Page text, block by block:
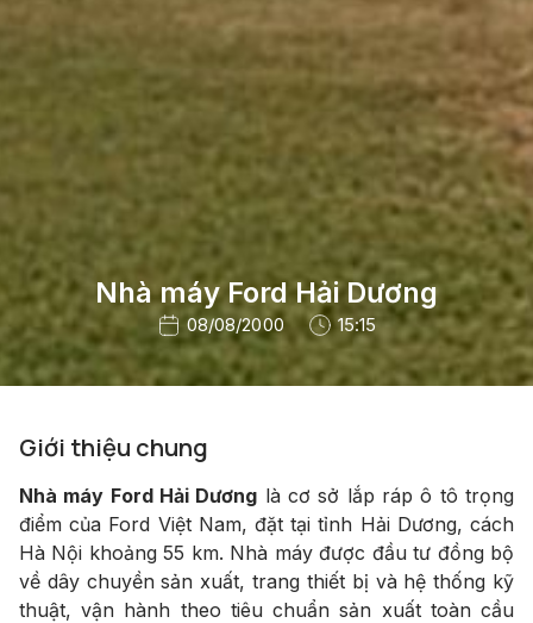
Nhà máy Ford Hải Dương
08/08/2000 15:15
Giới thiệu chung
Nhà máy Ford Hải Dương là cơ sở lắp ráp ô tô trọng
điểm của Ford Việt Nam, đặt tại tỉnh Hải Dương, cách
Hà Nội khoảng 55 km. Nhà máy được đầu tư đồng bộ
về dây chuyền sản xuất, trang thiết bị và hệ thống kỹ
thuật, vận hành theo tiêu chuẩn sản xuất toàn cầu